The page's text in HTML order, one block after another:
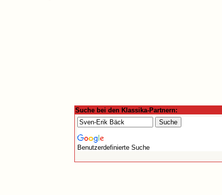
Suche bei den Klassika-Partnern:
Benutzerdefinierte Suche